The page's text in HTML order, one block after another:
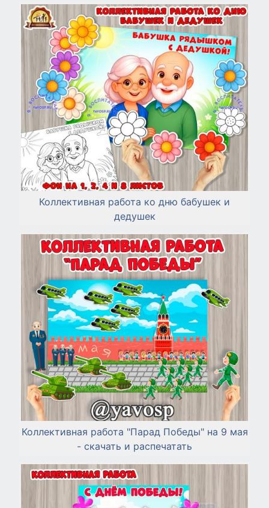
Коллективная работа ко дню бабушек и
дедушек
Коллективная работа "Парад Победы" на 9 мая
- скачать и распечатать